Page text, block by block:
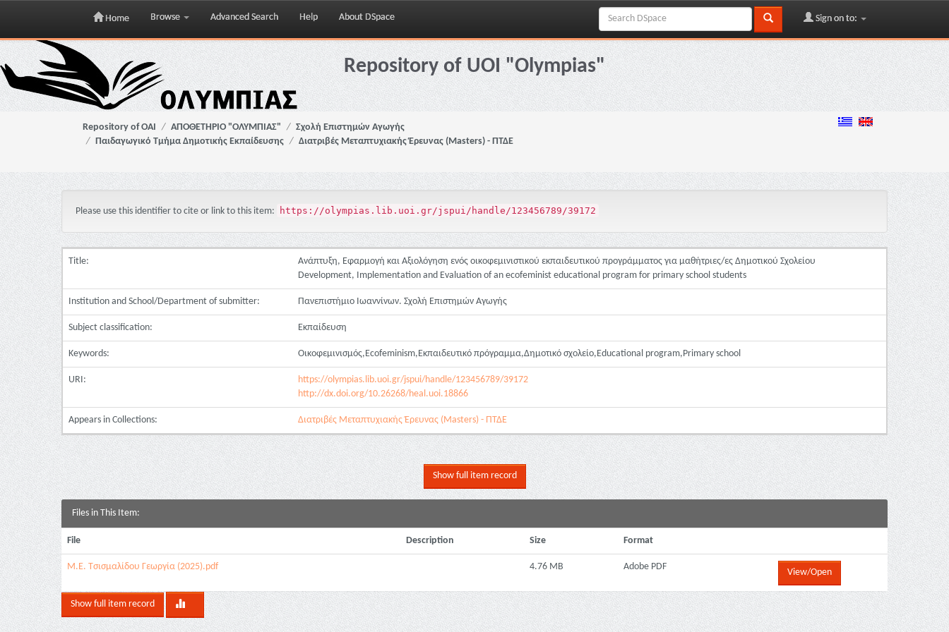
Skip
navigation
Home Browse Advanced Search Help About DSpace Sign on to:
Repository of UOI "Olympias"
Repository of OAI ΑΠΟΘΕΤΗΡΙΟ "ΟΛΥΜΠΙΑΣ"
Σχολή Επιστημών Αγωγής
Παιδαγωγικό Τμήμα Δημοτικής Εκπαίδευσης
Διατριβές Μεταπτυχιακής Έρευνας (Masters) - ΠΤΔΕ
Please use this identifier to cite or link to this item: https://olympias.lib.uoi.gr/jspui/handle/123456789/39172
Title:
Ανάπτυξη, Εφαρμογή και Αξιολόγηση ενός οικοφεμινιστικού εκπαιδευτικού προγράμματος για μαθήτριες/ες Δημοτικού Σχολείου
Development, Implementation and Evaluation of an ecofeminist educational program for primary school students
Institution and School/Department of submitter: Πανεπιστήμιο Ιωαννίνων. Σχολή Επιστημών Αγωγής
Subject classification: Εκπαίδευση
Keywords: Οικοφεμινισμός,Ecofeminism,Εκπαιδευτικό πρόγραμμα,Δημοτικό σχολείο,Educational program,Primary school
URI:
https://olympias.lib.uoi.gr/jspui/handle/123456789/39172
http://dx.doi.org/10.26268/heal.uoi.18866
Appears in Collections: Διατριβές Μεταπτυχιακής Έρευνας (Masters) - ΠΤΔΕ
Show full item record
Files in This Item:
File Description Size Format
Μ.Ε. Τσισμαλίδου Γεωργία (2025).pdf 4.76 MB Adobe PDF
View/Open
Show full item record